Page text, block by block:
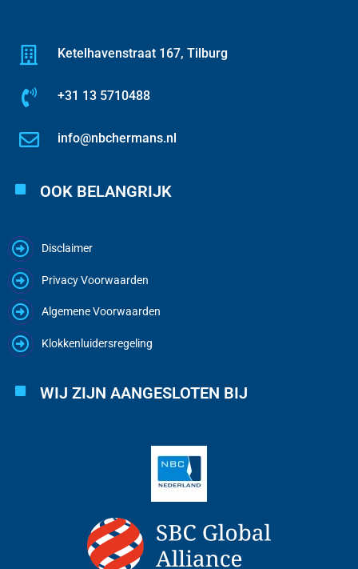
Ketelhavenstraat 167, Tilburg
+31 13 5710488
info@nbchermans.nl
OOK BELANGRIJK
Disclaimer
Privacy Voorwaarden
Algemene Voorwaarden
Klokkenluidersregeling
WIJ ZIJN AANGESLOTEN BIJ